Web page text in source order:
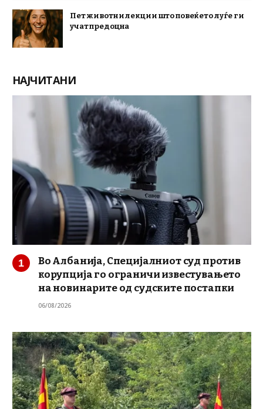
Пет животни лекции што повеќето луѓе ги
учат предоцна
НАЈЧИТАНИ
Во Албанија, Специјалниот суд против
корупција го ограничи известувањето
на новинарите од судските постапки
06/08/2026